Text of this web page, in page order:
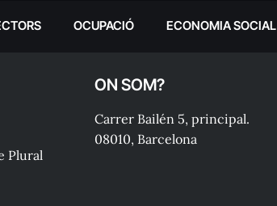
OCUPACIÓ ECONOMIA SOCIAL
Plural
ON SOM?
Carrer Bailén 5, principal.
08010, Barcelona